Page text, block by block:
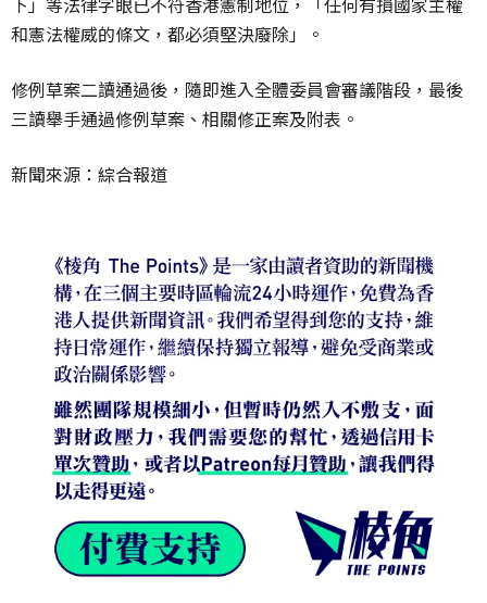
和憲法權威的條文，都必須堅決廢除」。
修例草案二讀通過後，隨即進入全體委員會審議階段，最後
三讀舉手通過修例草案、相關修正案及附表。
新聞來源：綜合報道